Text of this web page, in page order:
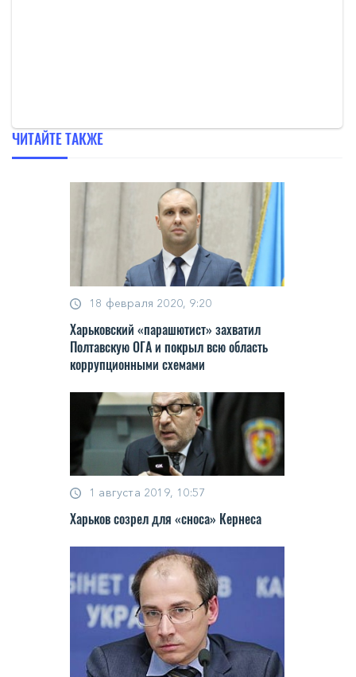
ЧИТАЙТЕ ТАКЖЕ
18 февраля 2020, 9:20
Харьковский «парашютист» захватил
Полтавскую ОГА и покрыл всю область
коррупционными схемами
1 августа 2019, 10:57
Харьков созрел для «сноса» Кернеса